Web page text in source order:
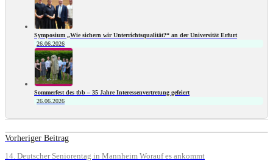
Symposium „Wie sichern wir Unterrichtsqualität?“ an der Universität Erfurt
26.06.2026
Sommerfest des tbb – 35 Jahre Interessenvertretung gefeiert
26.06.2026
Vorheriger Beitrag
14. Deutscher Seniorentag in Mannheim Worauf es ankommt